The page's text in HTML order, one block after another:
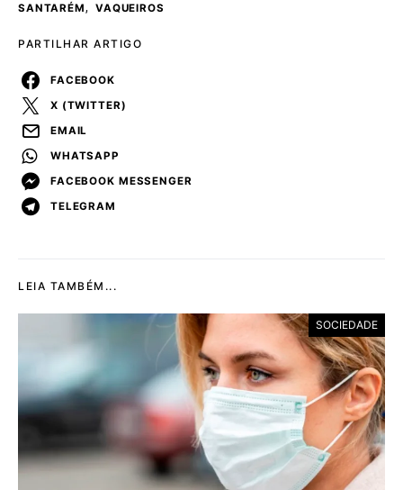
SANTARÉM, VAQUEIROS
PARTILHAR ARTIGO
FACEBOOK
X (TWITTER)
EMAIL
WHATSAPP
FACEBOOK MESSENGER
TELEGRAM
LEIA TAMBÉM...
SOCIEDADE